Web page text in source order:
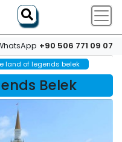
+90 506 771 09 07
land of legends belek
Belek